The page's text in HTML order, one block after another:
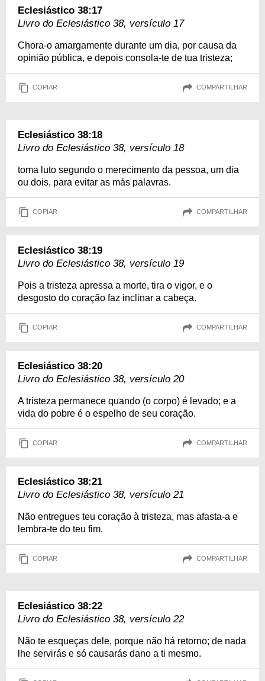
Eclesiástico 38:17
Livro do Eclesiástico 38, versículo 17
Chora-o amargamente durante um dia, por causa da
opinião pública, e depois consola-te de tua tristeza;
COPIAR COMPARTILHAR
Eclesiástico 38:18
Livro do Eclesiástico 38, versículo 18
toma luto segundo o merecimento da pessoa, um dia
ou dois, para evitar as más palavras.
COPIAR COMPARTILHAR
Eclesiástico 38:19
Livro do Eclesiástico 38, versículo 19
Pois a tristeza apressa a morte, tira o vigor, e o
desgosto do coração faz inclinar a cabeça.
COPIAR COMPARTILHAR
Eclesiástico 38:20
Livro do Eclesiástico 38, versículo 20
A tristeza permanece quando (o corpo) é levado; e a
vida do pobre é o espelho de seu coração.
COPIAR COMPARTILHAR
Eclesiástico 38:21
Livro do Eclesiástico 38, versículo 21
Não entregues teu coração à tristeza, mas afasta-a e
lembra-te do teu fim.
COPIAR COMPARTILHAR
Eclesiástico 38:22
Livro do Eclesiástico 38, versículo 22
Não te esqueças dele, porque não há retorno; de nada
lhe servirás e só causarás dano a ti mesmo.